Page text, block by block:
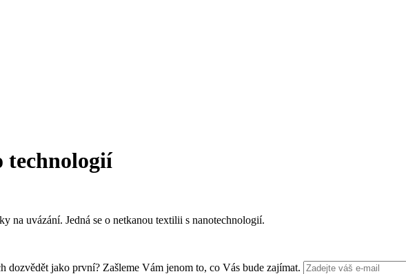
technologií
na uvázání. Jedná se o netkanou textilii s nanotechnologií.
jako první? Zašleme Vám jenom to, co Vás bude zajímat.